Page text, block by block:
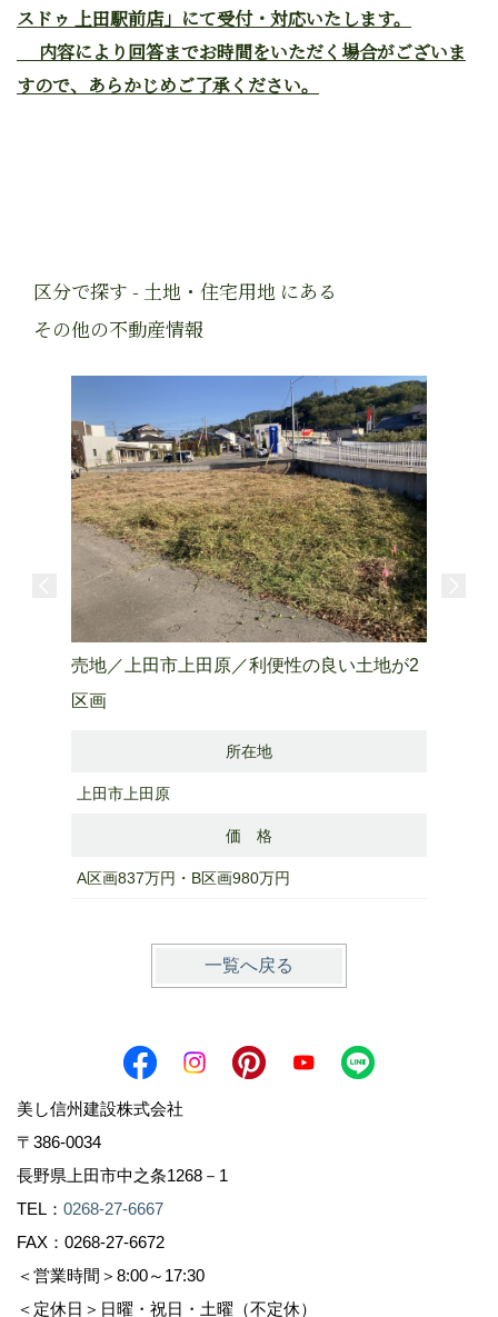
スドゥ 上田駅前店」にて受付・対応いたします。
内容により回答までお時間をいただく場合がございま
すので、あらかじめご了承ください。
区分で探す - 土地・住宅用地 にある
その他の不動産情報
売地／上田市上田原／利便性の良い土地が2
区画
所在地
上田市上田原
価 格
A区画837万円・B区画980万円
一覧へ戻る
美し信州建設株式会社
〒386-0034
長野県上田市中之条1268－1
TEL： 0268-27-6667
FAX：0268-27-6672
＜営業時間＞8:00～17:30
＜定休日＞日曜・祝日・土曜（不定休）